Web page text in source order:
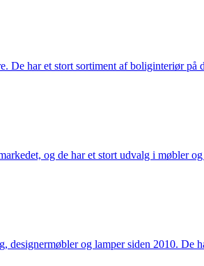
De har et stort sortiment af boliginteriør på
og de har et stort udvalg i møbler
designermøbler og lamper siden 2010.